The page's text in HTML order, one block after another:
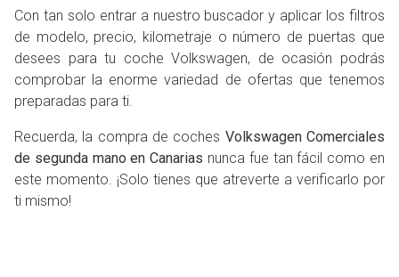
Con tan solo entrar a nuestro buscador y aplicar los filtros
de modelo, precio, kilometraje o número de puertas que
desees para tu coche Volkswagen, de ocasión podrás
comprobar la enorme variedad de ofertas que tenemos
preparadas para ti.
Recuerda, la compra de coches Volkswagen Comerciales
de segunda mano en Canarias nunca fue tan fácil como en
este momento. ¡Solo tienes que atreverte a verificarlo por
ti mismo!